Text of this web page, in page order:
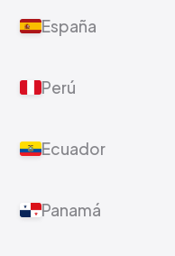
España
Perú
Ecuador
Panamá